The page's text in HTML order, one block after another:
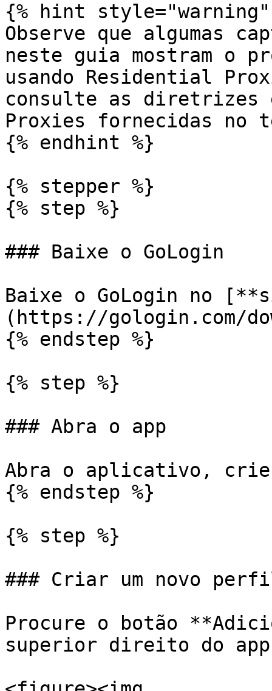
{% hint style="warning"
Observe que algumas
neste guia mostram o
usando Residential
consulte as diretrizes
Proxies fornecidas no
{% endhint %}
{% stepper %}
{% step %}
### Baixe o GoLogin
Baixe o GoLogin no
(https://gologin.com/
{% endstep %}
{% step %}
### Abra o app
Abra o aplicativo,
{% endstep %}
{% step %}
### Criar um novo
Procure o botão
superior direito do